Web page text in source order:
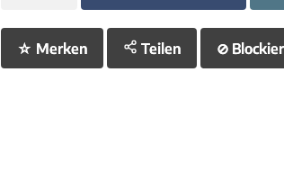
☆ Merken Teilen ⊘